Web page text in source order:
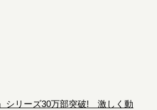
シリーズ30万部突破! 激しく動